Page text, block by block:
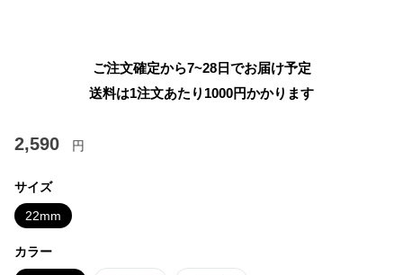
ご注文確定から7~28日でお届け予定
送料は1注文あたり 1000円かかります
2,590 円
サイズ
22mm
カラー